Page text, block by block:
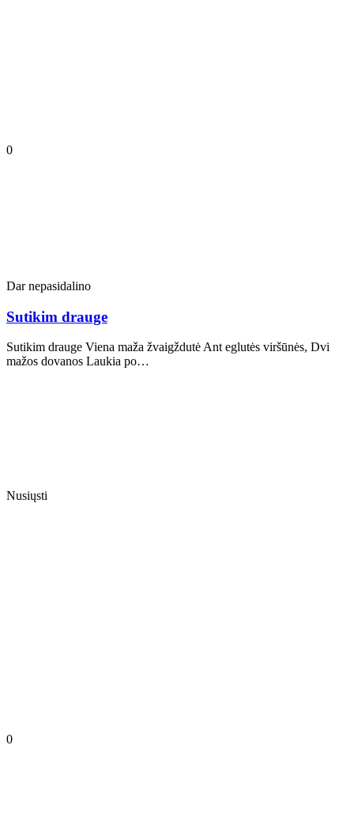
0
Dar nepasidalino
Sutikim drauge
Sutikim drauge Viena maža žvaigždutė Ant eglutės viršūnės, Dvi
mažos dovanos Laukia po…
Nusiųsti
0